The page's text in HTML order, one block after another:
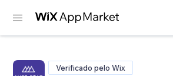
Verificado pelo Wix